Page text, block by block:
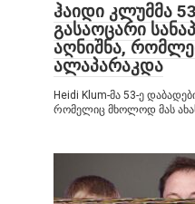
ჰაიდი კლუმმა
გასაოცარი
აღნიშნა,
ალაპარაკდა
Heidi Klum-მა 53-ე
რომელიც მხოლოდ მას